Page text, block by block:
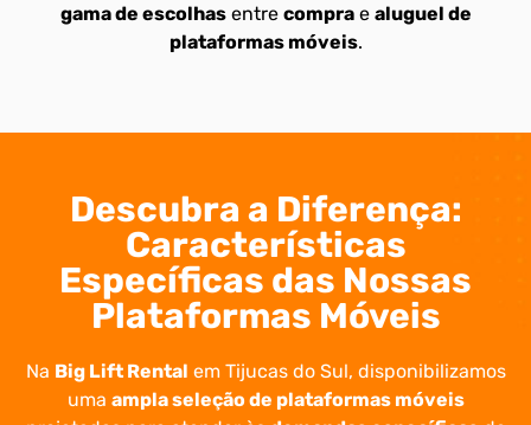
gama de escolhasentre comprae aluguel de
plataformas móveis.
Descubra a Diferença:
Características
Específicas das Nossas
Plataformas Móveis
Na Big Lift Rental em Tijucas do Sul, disponibilizamos
uma ampla seleção de plataformas móveis